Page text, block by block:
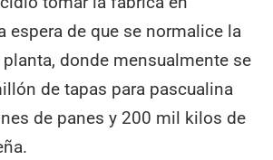
espera de que se normalice la
donde mensualmente se
de tapas para pascualina
de panes y 200 mil kilos de